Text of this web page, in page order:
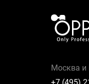
Москва и